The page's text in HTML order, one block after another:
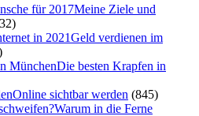
Meine Ziele und
Geld verdienen im
Die besten Krapfen in
Online sichtbar werden (845)
Warum in die Ferne